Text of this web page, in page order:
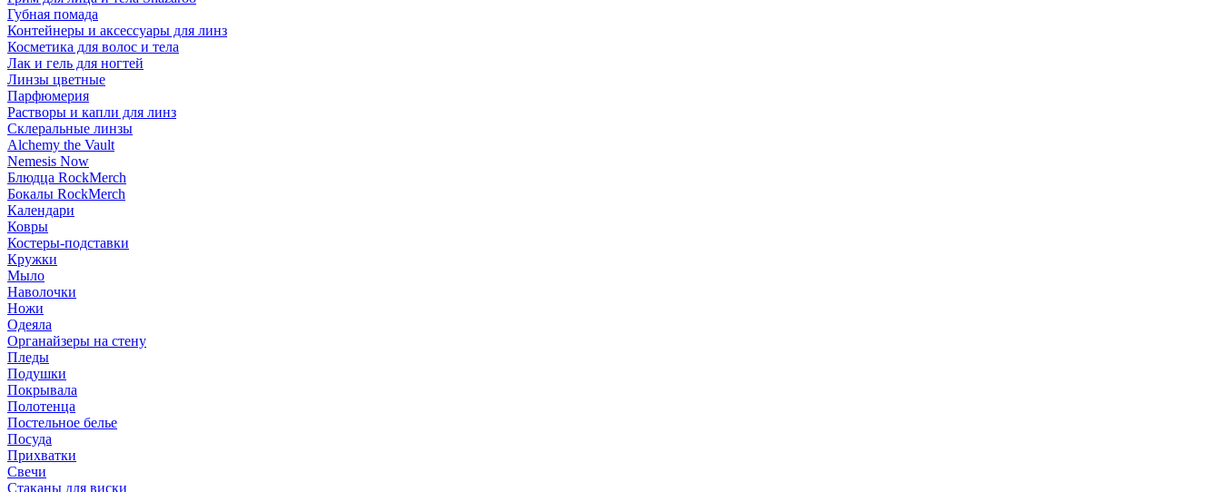
Губная помада
Контейнеры и аксессуары для линз
Косметика для волос и тела
Лак и гель для ногтей
Линзы цветные
Парфюмерия
Растворы и капли для линз
Склеральные линзы
Alchemy the Vault
Nemesis Now
Блюдца RockMerch
Бокалы RockMerch
Календари
Ковры
Костеры-подставки
Кружки
Мыло
Наволочки
Ножи
Одеяла
Органайзеры на стену
Пледы
Подушки
Покрывала
Полотенца
Постельное белье
Посуда
Прихватки
Свечи
Стаканы для виски